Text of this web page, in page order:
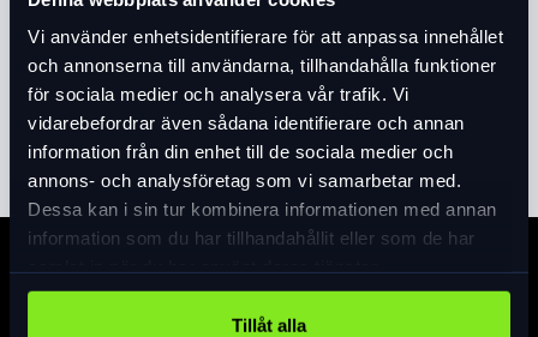
Vi använder enhetsidentifierare för att anpassa innehållet
och annonserna till användarna, tillhandahålla funktioner
för sociala medier och analysera vår trafik. Vi
vidarebefordrar även sådana identifierare och annan
information från din enhet till de sociala medier och
annons- och analysföretag som vi samarbetar med.
Dessa kan i sin tur kombinera informationen med annan
information som du har tillhandahållit eller som de har
Tillåt alla
Denna ekonomiska SwitchHitter II
golvpump kommer med alla viktiga
engenskaper som en pump ska ha. Det är
lätt att pumpa och lätt att läsa av trycket.
2,0 " (50mm) mätaren visar 0-160 PSI (0-
11 bar).
SwitchHitterhuvudet anpassar sig
automatiskt till Schrader- och Presta-
ventiler.
Ergonomiskt handtag.
Läs merexpand_more
Specifikation